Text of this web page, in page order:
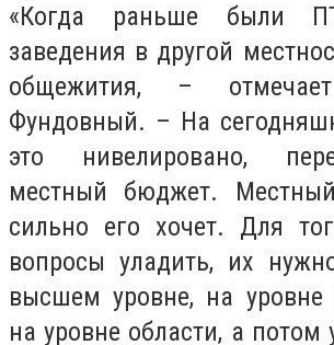
«Когда раньше были
заведения в другой
общежития, –
Фундовный. – На
это нивелировано,
местный бюджет.
сильно его хочет. Для
вопросы уладить, их
высшем уровне, на уровне
на уровне области, а потом